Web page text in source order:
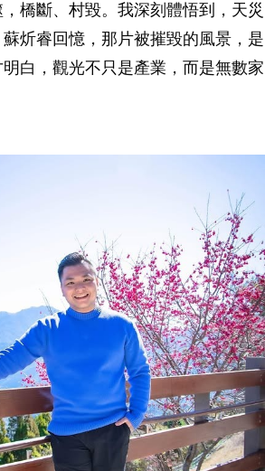
橋斷、村毀。我深刻體悟到，天災
炘睿回憶，那片被摧毀的風景，是
白，觀光不只是產業，而是無數家